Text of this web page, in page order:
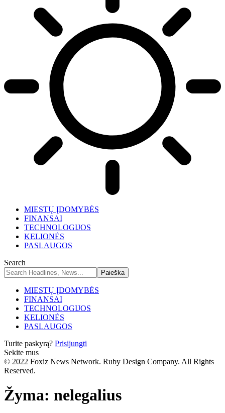
MIESTŲ ĮDOMYBĖS
FINANSAI
TECHNOLOGIJOS
KELIONĖS
PASLAUGOS
Search
MIESTŲ ĮDOMYBĖS
FINANSAI
TECHNOLOGIJOS
KELIONĖS
PASLAUGOS
Turite paskyrą? Prisijungti
Sekite mus
© 2022 Foxiz News Network. Ruby Design Company. All Rights
Reserved.
Žyma: nelegalius